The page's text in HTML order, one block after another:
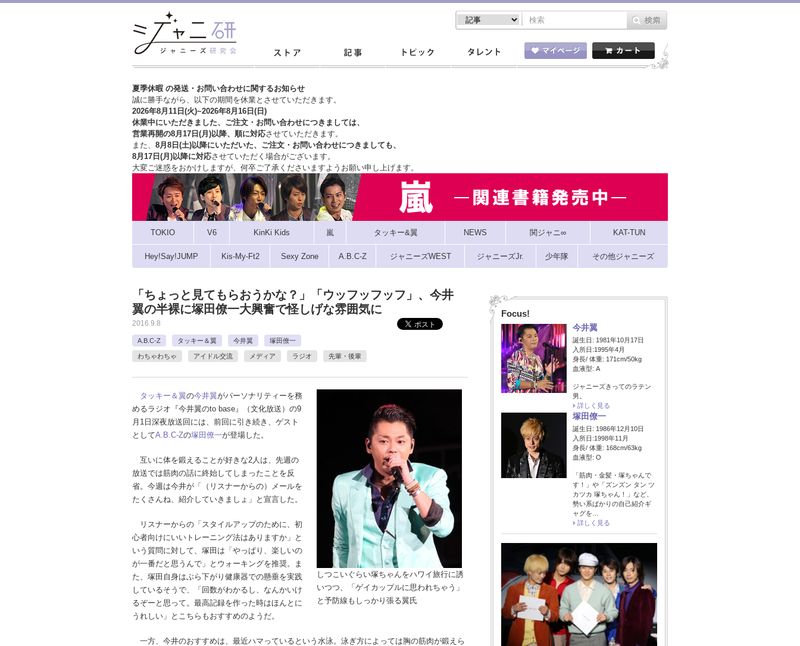
夏季休暇 の発送・お問い合わせに関するお知らせ
誠に勝手ながら、以下の期間を休業とさせていただきます。
2026年8月11日(火)~2026年8月16日(日)
休業中にいただきました、ご注文・お問い合わせにつきましては、
営業再開の8月17日(月)以降、順に対応させていただきます。
また、 8月8日(土)以降にいただいた、ご注文・ お問い合わせにつきましても、
8月17日(月)以降に対応させていただく場合がございます。
大変ご迷惑をおかけしますが、 何卒ご了承くださいますようお願い申し上げます。
TOKIO V6 KinKi Kids 嵐 タッキー&翼 NEWS 関ジャニ∞ KAT-TUN
Hey!Say!JUMP Kis-My-Ft2 Sexy Zone A.B.C-Z ジャニーズWEST ジャニーズJr. 少年隊 その他ジャニーズ
「ちょっと見てもらおうかな？」「ウッフッフッフ」、今井
翼の半裸に塚田僚一大興奮で怪しげな雰囲気に
2016.9.8
A.B.C-Z タッキー＆翼 今井翼 塚田僚一
わちゃわちゃ アイドル交流 メディア ラジオ 先輩・後輩
しつこいぐらい塚ちゃんをハワイ旅行に誘
いつつ、「ゲイカップルに思われちゃう」
と予防線もしっかり張る翼氏
タッキー＆翼の今井翼がパーソナリティーを務
めるラジオ『今井翼のto base』（文化放送）の9
月1日深夜放送回には、前回に引き続き、ゲスト
としてA.B.C-Zの塚田僚一が登場した。
互いに体を鍛えることが好きな2人は、先週の
放送では筋肉の話に終始してしまったことを反
省。今週は今井が「（リスナーからの）メールを
たくさんね、紹介していきましょ」と宣言した。
リスナーからの「スタイルアップのために、初
心者向けにいいトレーニング法はありますか」と
いう質問に対して、塚田は「やっぱり、楽しいの
が一番だと思うんで」とウォーキングを推奨。ま
た、塚田自身はぶら下がり健康器での懸垂を実践
しているそうで、「回数がわかるし、なんかいけ
るぞーと思って。最高記録を作った時はほんとに
うれしい」とこちらもおすすめのようだ。
一方、今井のおすすめは、最近ハマっているという水泳。泳ぎ方によっては胸の筋肉が鍛えら
Focus!
今井翼
誕生日: 1981年10月17日
入所日:1995年4月
身長/ 体重: 171cm/50kg
血液型: A
ジャニーズきってのラテン
男。
詳しく見る
塚田僚一
誕生日: 1986年12月10日
入所日:1998年11月
身長/ 体重: 168cm/63kg
血液型: O
「筋肉・金髪・塚ちゃんで
す！」や「ズンズン タン ツ
カツカ 塚ちゃん！」など、
勢い系ばかりの自己紹介ギ
ャグを…
詳しく見る